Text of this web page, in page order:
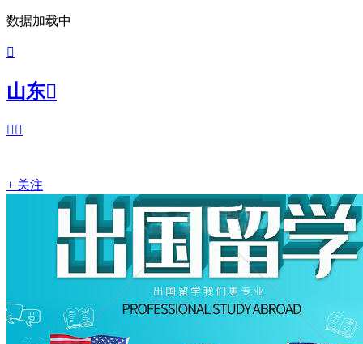
数据加载中

山东
 
+ 关注